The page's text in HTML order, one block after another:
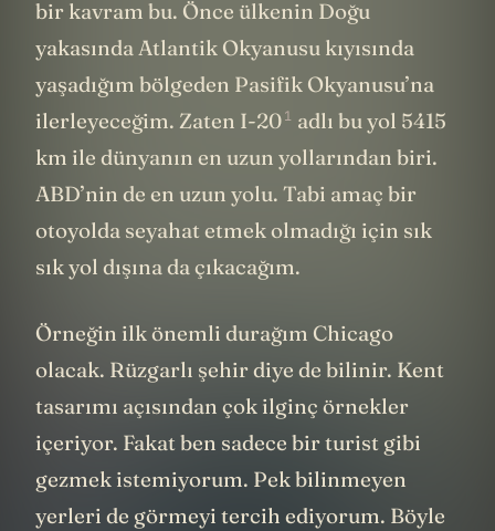
bir kavram bu. Önce ülkenin Doğu
yakasında Atlantik Okyanusu kıyısında
yaşadığım bölgeden Pasifik Okyanusu’na
ilerleyeceğim. Zaten I-201 adlı bu yol 5415
km ile dünyanın en uzun yollarından biri.
ABD’nin de en uzun yolu. Tabi amaç bir
otoyolda seyahat etmek olmadığı için sık
sık yol dışına da çıkacağım.
Örneğin ilk önemli durağım Chicago
olacak. Rüzgarlı şehir diye de bilinir. Kent
tasarımı açısından çok ilginç örnekler
içeriyor. Fakat ben sadece bir turist gibi
gezmek istemiyorum. Pek bilinmeyen
yerleri de görmeyi tercih ediyorum. Böyle